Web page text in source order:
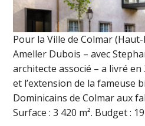
Pour la Ville de Colmar
Ameller Dubois – avec
architecte associé – a livré
et l’extension de la fameuse
Dominicains de Colmar aux
Surface : 3 420 m². Budget :